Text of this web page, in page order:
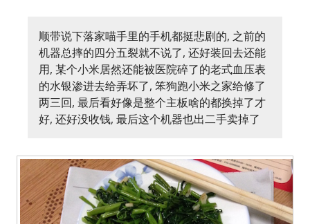
顺带说下落家喵手里的手机都挺悲剧的, 之前的
机器总摔的四分五裂就不说了, 还好装回去还能
用, 某个小米居然还能被医院碎了的老式血压表
的水银渗进去给弄坏了, 笨狗跑小米之家给修了
两三回, 最后看好像是整个主板啥的都换掉了才
好, 还好没收钱, 最后这个机器也出二手卖掉了